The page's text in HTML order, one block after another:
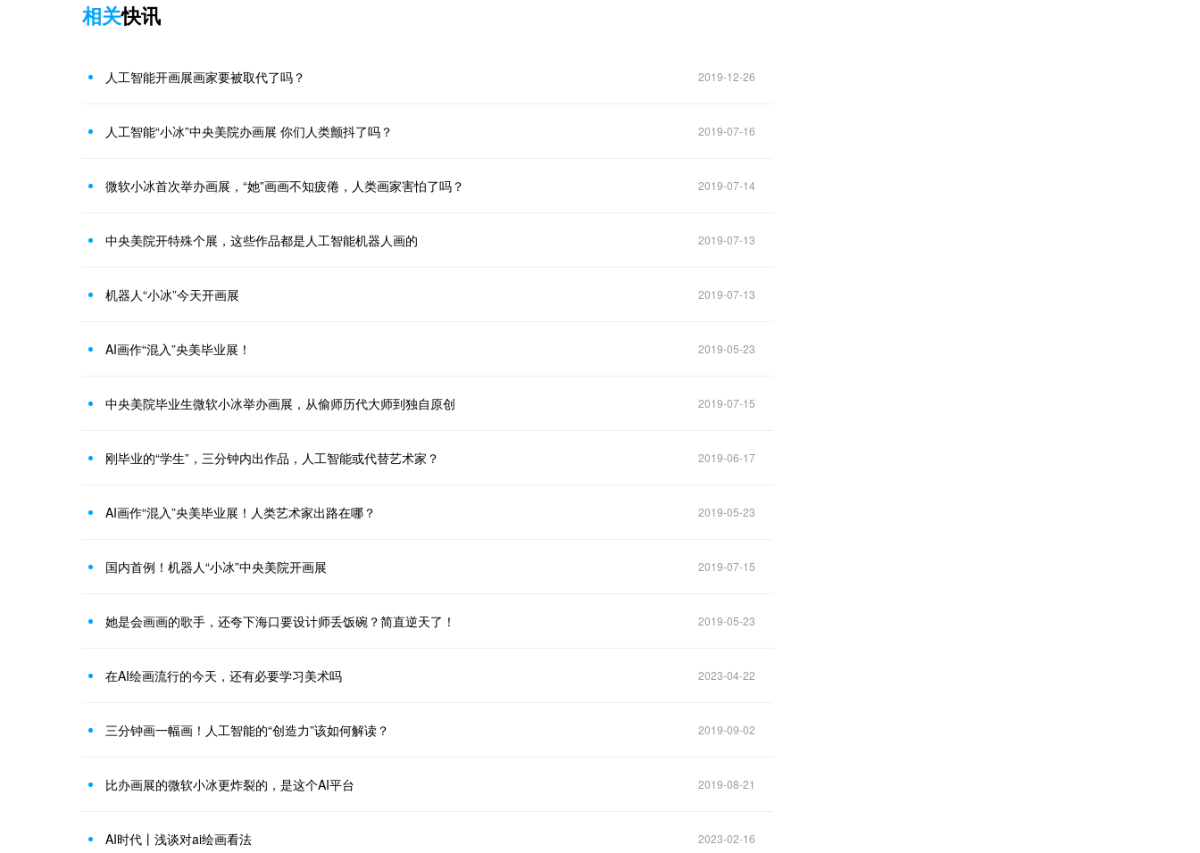
相关快讯
人工智能开画展画家要被取代了吗？ 2019-12-26
人工智能“小冰”中央美院办画展 你们人类颤抖了吗？ 2019-07-16
微软小冰首次举办画展，“她”画画不知疲倦，人类画家害怕了吗？ 2019-07-14
中央美院开特殊个展，这些作品都是人工智能机器人画的 2019-07-13
机器人“小冰”今天开画展 2019-07-13
AI画作“混入”央美毕业展！ 2019-05-23
中央美院毕业生微软小冰举办画展，从偷师历代大师到独自原创 2019-07-15
刚毕业的“学生”，三分钟内出作品，人工智能或代替艺术家？ 2019-06-17
AI画作“混入”央美毕业展！人类艺术家出路在哪？ 2019-05-23
国内首例！机器人“小冰”中央美院开画展 2019-07-15
她是会画画的歌手，还夸下海口要设计师丢饭碗？简直逆天了！ 2019-05-23
在AI绘画流行的今天，还有必要学习美术吗 2023-04-22
三分钟画一幅画！人工智能的“创造力”该如何解读？ 2019-09-02
比办画展的微软小冰更炸裂的，是这个AI平台 2019-08-21
AI时代丨浅谈对ai绘画看法 2023-02-16